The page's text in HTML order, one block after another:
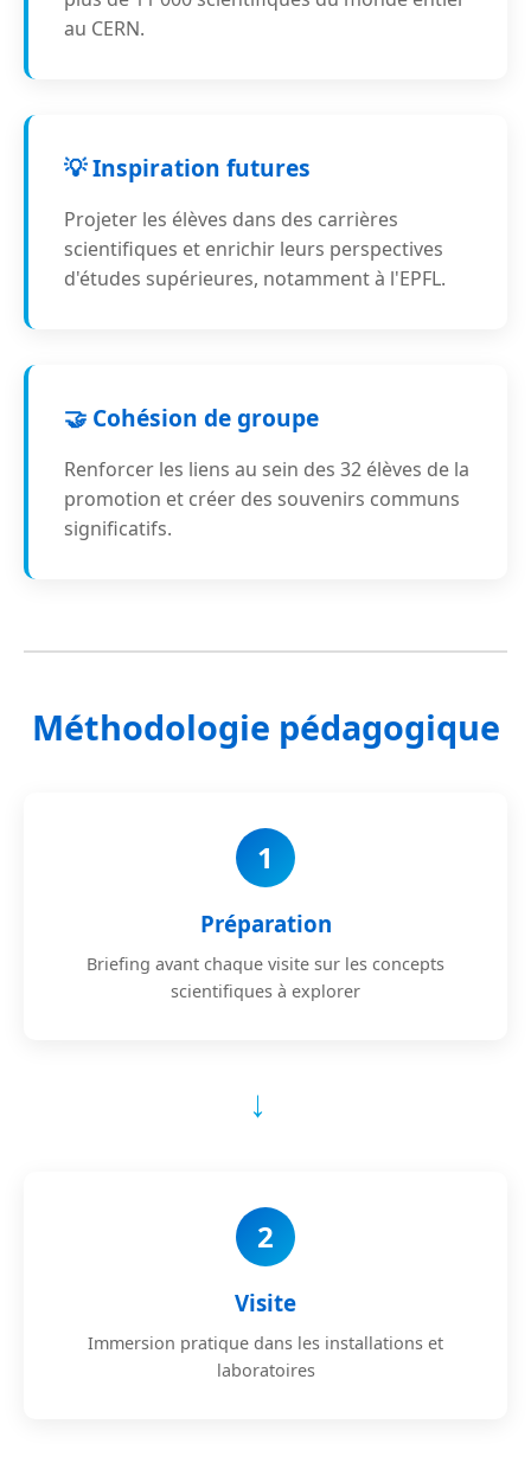
au CERN.
💡 Inspiration futures
Projeter les élèves dans des carrières
scientifiques et enrichir leurs perspectives
d'études supérieures, notamment à l'EPFL.
🤝 Cohésion de groupe
Renforcer les liens au sein des 32 élèves de la
promotion et créer des souvenirs communs
significatifs.
Méthodologie pédagogique
1
Préparation
Briefing avant chaque visite sur les concepts
scientifiques à explorer
→
2
Visite
Immersion pratique dans les installations et
laboratoires